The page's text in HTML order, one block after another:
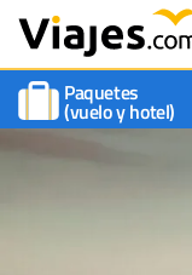
Paquetes
(vuelo y hotel)